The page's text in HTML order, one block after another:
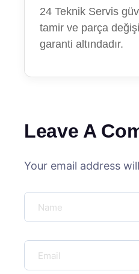
24 Teknik Servis
tamir ve parça
garanti altındadır.
Leave A
Your email address